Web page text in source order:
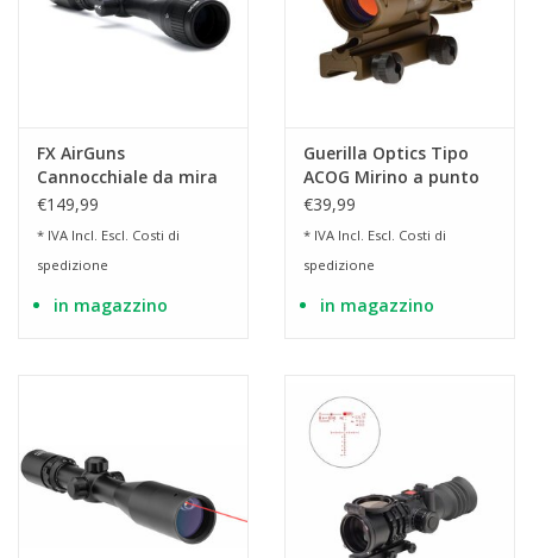
FX AirGuns
Cannocchiale da mira
FX 3-12x44 Mil-Dot
€149,99
* IVA Incl. Escl. Costi di
spedizione
in magazzino
Guerilla Optics Tipo
ACOG Mirino a punto
rosso/verde
€39,99
* IVA Incl. Escl. Costi di
spedizione
in magazzino